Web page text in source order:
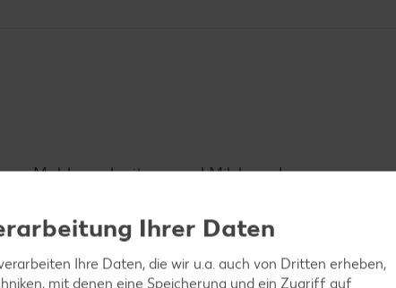
Mehl anschwitzen und Milch und
köcheln lassen. Kräuter waschen
und mit Salz und Pfeffer
Pfeffer und Muskat abschmecken.
Ihrer Daten
Ihre Daten, die wir u.a. auch von Dritten erheben,
mit denen eine Speicherung und ein Zugriff auf